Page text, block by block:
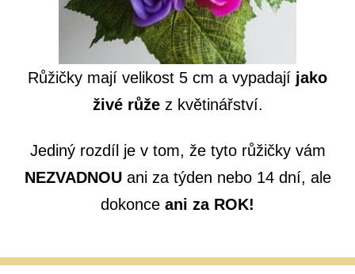
Růžičky mají velikost 5 cm a vypadají jako
živé růže z květinářství.
Jediný rozdíl je v tom, že tyto růžičky vám
NEZVADNOUani za týden nebo 14 dní, ale
dokonce ani za ROK!